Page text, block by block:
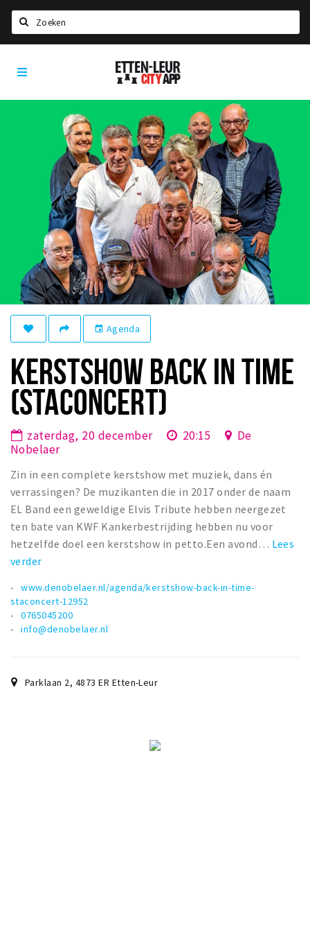
Home
Agenda
Party pics
Nieuws, interviews & blogs
Drinken
Slapen
Recreatief
Winkels
Winkelgebieden
Bezienswaardigheden
Musea, theaters & podia
Uitjes & activiteiten
Toeristische routes
Natuurgebieden
Baroniepoorten
Sport
Andere City Apps
Inloggen
Etten-
Leur
event Agenda
KERSTSHOW BACK IN TIME
(STACONCERT)
zaterdag, 20 december 20:15
De
Nobelaer
Zin in een complete kerstshow met muziek, dans én
verrassingen? De muzikanten die in 2017 onder de naam
EL Band een geweldige Elvis Tribute hebben neergezet
ten bate van KWF Kankerbestrijding hebben nu voor
hetzelfde doel een kerstshow in petto.Een avond… Lees
verder
www.denobelaer.nl/agenda/kerstshow-back-in-time-
staconcert-12952
0765045200
info@denobelaer.nl
Parklaan 2, 4873 ER Etten-Leur